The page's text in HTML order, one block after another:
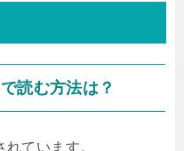
読む方法は？
れています。